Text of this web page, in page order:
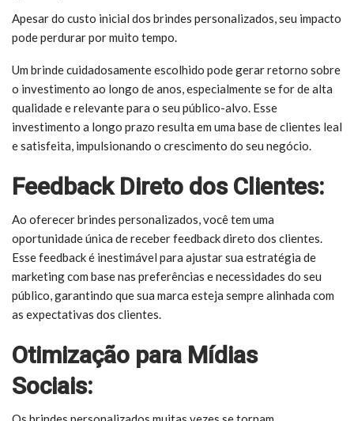
Apesar do custo inicial dos brindes personalizados, seu impacto
pode perdurar por muito tempo.
Um brinde cuidadosamente escolhido pode gerar retorno sobre
o investimento ao longo de anos, especialmente se for de alta
qualidade e relevante para o seu público-alvo. Esse
investimento a longo prazo resulta em uma base de clientes leal
e satisfeita, impulsionando o crescimento do seu negócio.
Feedback Direto dos Clientes:
Ao oferecer brindes personalizados, você tem uma
oportunidade única de receber feedback direto dos clientes.
Esse feedback é inestimável para ajustar sua estratégia de
marketing com base nas preferências e necessidades do seu
público, garantindo que sua marca esteja sempre alinhada com
as expectativas dos clientes.
Otimização para Mídias
Sociais: